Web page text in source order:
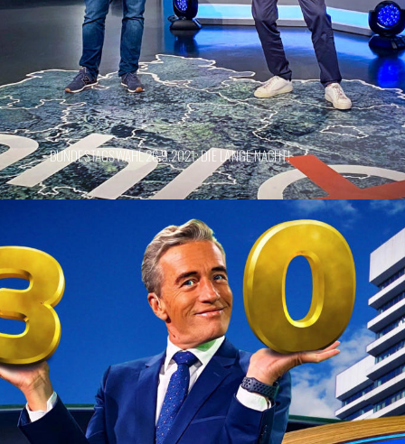
BUNDESTAGSWAHL 26.9.2021: DIE LANGE NACHT!